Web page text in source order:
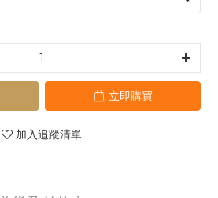
立即購買
加入追蹤清單